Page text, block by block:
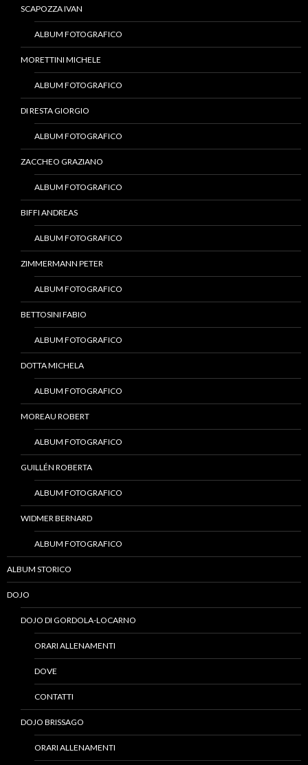
SCAPOZZA IVAN
ALBUM FOTOGRAFICO
MORETTINI MICHELE
ALBUM FOTOGRAFICO
DI RESTA GIORGIO
ALBUM FOTOGRAFICO
ZACCHEO GRAZIANO
ALBUM FOTOGRAFICO
BIFFI ANDREAS
ALBUM FOTOGRAFICO
ZIMMERMANN PETER
ALBUM FOTOGRAFICO
BETTOSINI FABIO
ALBUM FOTOGRAFICO
DOTTA MICHELA
ALBUM FOTOGRAFICO
MOREAU ROBERT
ALBUM FOTOGRAFICO
GUILLÉN ROBERTA
ALBUM FOTOGRAFICO
WIDMER BERNARD
ALBUM FOTOGRAFICO
ALBUM STORICO
DOJO
DOJO DI GORDOLA-LOCARNO
ORARI ALLENAMENTI
DOVE
CONTATTI
DOJO BRISSAGO
ORARI ALLENAMENTI